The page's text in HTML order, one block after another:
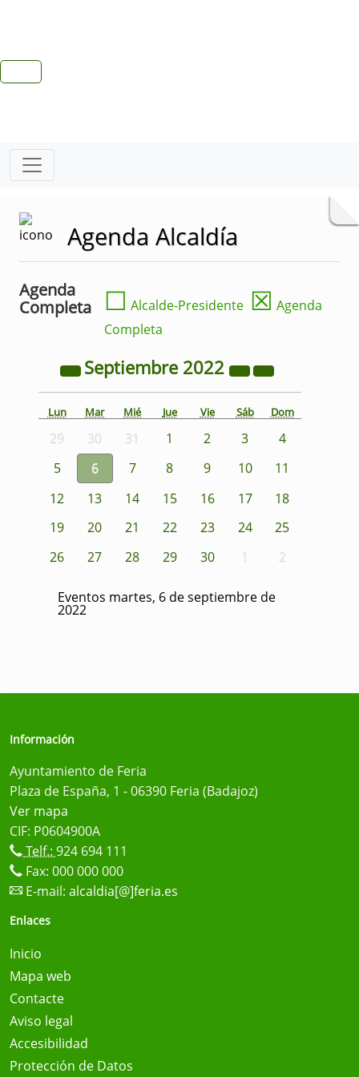
Agenda Alcaldía
Agenda
Completa
☐ Alcalde-Presidente ☒ Agenda
Completa
Septiembre 2022
Lun Mar Mié Jue Vie Sáb Dom
29 30 31 1 2 3
4
5
6 7 8 9 10
11
12
13 14 15 16 17
18
19
20 21 22 23 24
25
26
27 28 29 30 1 2
Eventos martes, 6 de septiembre de
2022
Información
Ayuntamiento de Feria
Plaza de España, 1 - 06390 Feria (Badajoz)
Ver mapa
CIF: P0604900A
Telf.: 924 694 111
Fax: 000 000 000
E-mail: alcaldia[@]feria.es
Enlaces
Inicio
Mapa web
Contacte
Aviso legal
Accesibilidad
Protección de Datos